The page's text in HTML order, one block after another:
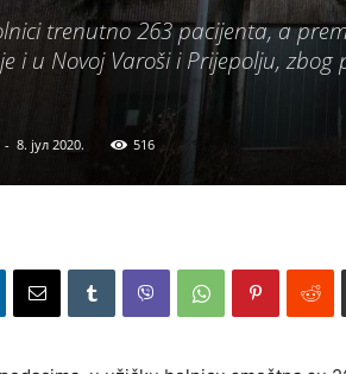
trenutno 263 pacijenta, a
i u Novoj Varoši i Prijepolju,
- 8. јул 2020. 516